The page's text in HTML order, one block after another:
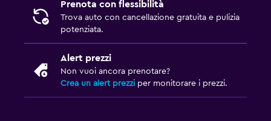
Prenota con flessibilità
Trova auto con cancellazione gratuita e pulizia
potenziata.
Alert prezzi
Non vuoi ancora prenotare?
Crea un alert prezzi per monitorare i prezzi.